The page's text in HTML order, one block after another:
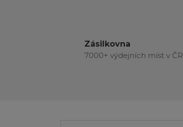
Zásilkovna
7000+ výdejních míst v ČR